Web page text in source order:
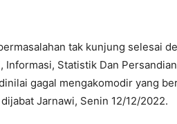
tak kunjung selesai
Informasi, Statistik Dan
gagal mengakomodir yang
Jarnawi, Senin 12/12/2022.